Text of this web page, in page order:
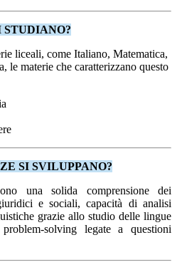
liceali, come Italiano, Matematica,
le materie che caratterizzano questo
SI SVILUPPANO?
una solida comprensione dei
e sociali, capacità di analisi
grazie allo studio delle lingue
solving legate a questioni